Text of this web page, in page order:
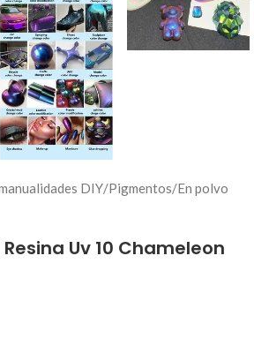
DIY/Pigmentos/En polvo
Uv 10 Chameleon